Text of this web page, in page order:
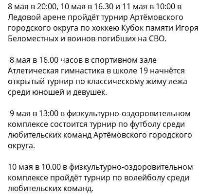
8 мая в 20:00, 10 мая в 16.30 и 11 мая в 10:00 в
Ледовой арене пройдёт турнир Артёмовского
городского округа по хоккею Кубок памяти Игоря
Беломестных и воинов погибших на СВО.
️️ 8 мая в 16.00 часов в спортивном зале
Атлетическая гимнастика в школе 19 начнётся
открытый турнир по классическому жиму лежа
среди юношей и девушек.
️ 9 мая в 13:00 в физкультурно-оздоровительном
комплексе состоится турнир по футболу среди
любительских команд Артёмовского городского
округа.
10 мая в 10.00 в физкультурно-оздоровительном
комплексе пройдёт турнир по волейболу среди
любительских команд.